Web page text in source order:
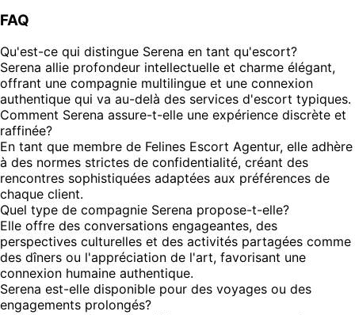
FAQ
Qu'est-ce qui distingue Serena en tant qu'escort?
Serena allie profondeur intellectuelle et charme élégant,
offrant une compagnie multilingue et une connexion
authentique qui va au-delà des services d'escort typiques.
Comment Serena assure-t-elle une expérience discrète et
raffinée?
En tant que membre de Felines Escort Agentur, elle adhère
à des normes strictes de confidentialité, créant des
rencontres sophistiquées adaptées aux préférences de
chaque client.
Quel type de compagnie Serena propose-t-elle?
Elle offre des conversations engageantes, des
perspectives culturelles et des activités partagées comme
des dîners ou l'appréciation de l'art, favorisant une
connexion humaine authentique.
Serena est-elle disponible pour des voyages ou des
engagements prolongés?